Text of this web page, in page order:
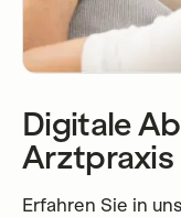
Digitale
Arztpraxis
Erfahren Sie in